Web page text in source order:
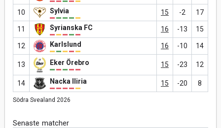
10 Sylvia 15 -2 17
11 Syrianska FC 16 -13 15
12 Karlslund 16 -10 14
13 Eker Örebro 15 -23 12
14 Nacka Iliria 15 -20 8
Södra Svealand 2026
Senaste matcher